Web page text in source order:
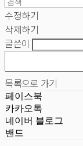
수정하기
삭제하기
글쓴이
목록으로 가기
페이스북
카카오톡
네이버 블로그
밴드